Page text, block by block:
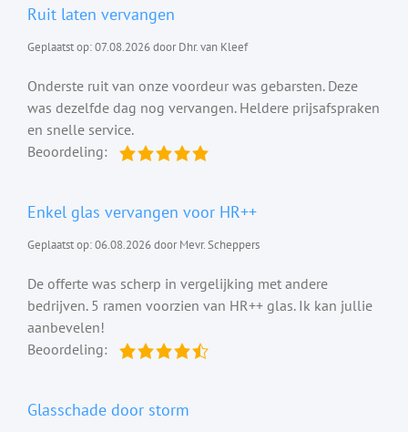
Ruit laten vervangen
Geplaatst op: 07.08.2026 door Dhr. van Kleef
Onderste ruit van onze voordeur was gebarsten. Deze
was dezelfde dag nog vervangen. Heldere prijsafspraken
en snelle service.
Beoordeling:
Enkel glas vervangen voor HR++
Geplaatst op: 06.08.2026 door Mevr. Scheppers
De offerte was scherp in vergelijking met andere
bedrijven. 5 ramen voorzien van HR++ glas. Ik kan jullie
aanbevelen!
Beoordeling:
Glasschade door storm